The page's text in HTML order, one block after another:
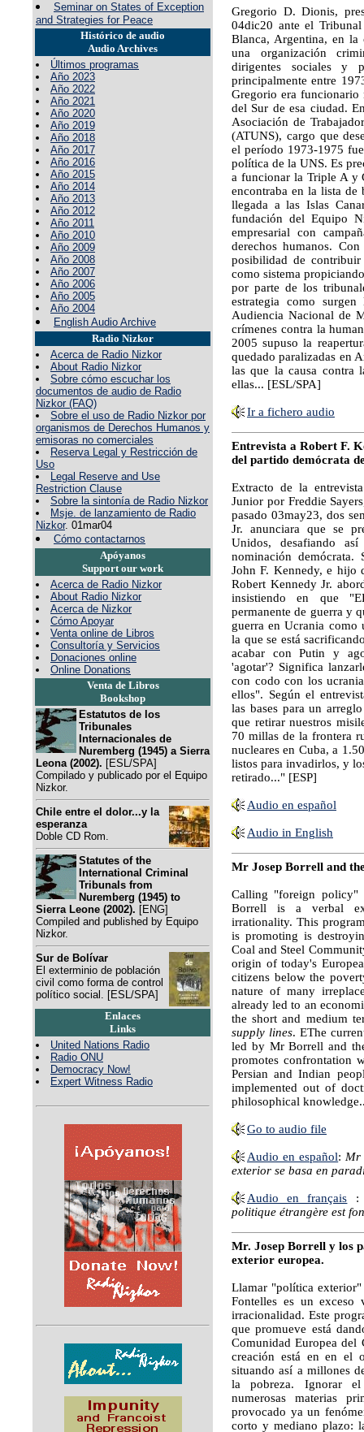
Seminar on States of Exception
and Strategies for Peace
Histórico de audio
Audio Archives
Últimos programas
Año 2023
Año 2022
Año 2021
Año 2020
Año 2019
Año 2018
Año 2017
Año 2016
Año 2015
Año 2014
Año 2013
Año 2012
Año 2011
Año 2010
Año 2009
Año 2008
Año 2007
Año 2006
Año 2005
Año 2004
English Audio Archive
Radio Nizkor
Acerca de Radio Nizkor
About Radio Nizkor
Sobre cómo escuchar los
documentos de audio de Radio
Nizkor (FAQ)
Sobre el uso de Radio Nizkor por
organismos de Derechos Humanos y
emisoras no comerciales
Reserva Legal y Restricción de
Uso
Legal Reserve and Use
Restriction Clause
Sobre la sintonía de Radio Nizkor
Msje. de lanzamiento de Radio
Nizkor. 01mar04
Cómo contactarnos
Apóyanos
Support our work
Acerca de Radio Nizkor
About Radio Nizkor
Acerca de Nizkor
Cómo Apoyar
Venta online de Libros
Consultoría y Servicios
Donaciones online
Online Donations
Venta de Libros
Bookshop
Estatutos de los
Tribunales
Internacionales de
Nuremberg (1945) a Sierra
Leona (2002). [ESL/SPA]
Compilado y publicado por el Equipo
Nizkor.
Chile entre el dolor...y la
esperanza
Doble CD Rom.
Statutes of the
International Criminal
Tribunals from
Nuremberg (1945) to
Sierra Leone (2002). [ENG]
Compiled and published by Equipo
Nizkor.
Sur de Bolívar
El exterminio de población
civil como forma de control
político social. [ESL/SPA]
Enlaces
Links
United Nations Radio
Radio ONU
Democracy Now!
Expert Witness Radio
Gregorio D. Dionis,
04dic20 ante el
Blanca, Argentina, en
una organización
dirigentes sociales y
principalmente entre
Gregorio era funcionario
del Sur de esa ciudad.
Asociación de
(ATUNS), cargo que
el período 1973-1975
política de la UNS. Es
a funcionar la Triple A y
encontraba en la lista de
llegada a las Islas
fundación del Equipo
empresarial con
derechos humanos.
posibilidad de
como sistema
por parte de los
estrategia como
Audiencia Nacional de
crímenes contra la
2005 supuso la
quedado paralizadas en
las que la causa contra
ellas... [ESL/SPA]
Ir a fichero audio
Entrevista a Robert F.
del partido demócrata
Extracto de la
Junior por Freddie
pasado 03may23, dos
Jr. anunciara que se
Unidos, desafiando
nominación
John F. Kennedy, e hijo
Robert Kennedy Jr.
insistiendo en que
permanente de guerra y
guerra en Ucrania como
la que se está
acabar con Putin y
'agotar'? Significa
con codo con los
ellos". Según el
las bases para un
que retirar nuestros
70 millas de la frontera
nucleares en Cuba, a
listos para invadirlos, y
retirado..." [ESP]
Audio en español
Audio in English
Mr Josep Borrell and
Calling "foreign policy"
Borrell is a verbal
irrationality. This
is promoting is
Coal and Steel
origin of today's
citizens below the
nature of many
already led to an
the short and medium
supply lines. EThe
led by Mr Borrell and
promotes confrontation
Persian and Indian
implemented out of
philosophical
Go to audio file
Audio en español: Mr
exterior se basa en
Audio en français
politique étrangère est
Mr. Josep Borrell y los
exterior europea.
Llamar "política
Fontelles es un exceso
irracionalidad. Este
que promueve está
Comunidad Europea
creación está en en el
situando así a millones
la pobreza. Ignorar
numerosas materias
provocado ya un
corto y mediano plazo: